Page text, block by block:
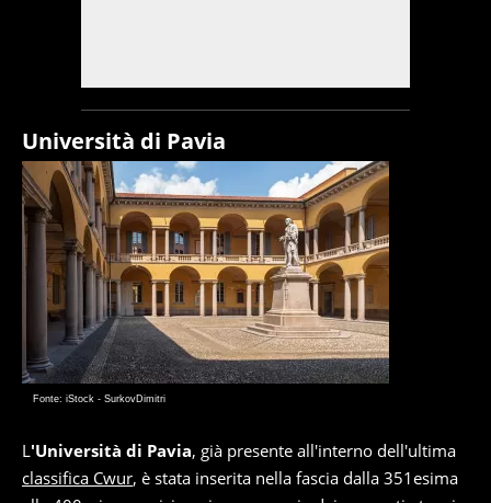
Università di Pavia
Fonte: iStock - SurkovDimitri
L'Università di Pavia, già presente all'interno dell'ultima
classifica Cwur, è stata inserita nella fascia dalla 351esima